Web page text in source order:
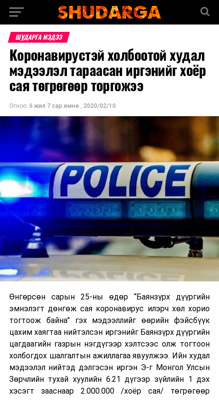
ШУДАРГА МЭДЭЭ
Коронавирустэй холбоотой худал
мэдээлэл тараасан иргэнийг хоёр
сая төгрөгөөр торгожээ
Огноо: 6 жил 7 сар.өмнө , 2020/02/10
Өнгөрсөн сарын 25-ны өдөр “Баянзүрх дүүргийн
эмнэлэгт дөнгөж сая коронавирус илэрч хөл хорио
тогтоож байна” гэх мэдээллийг өөрийн фэйсбүүк
цахим хаягтаа нийтэлсэн иргэнийг Баянзүрх дүүргийн
цагдаагийн газрын нэгдүгээр хэлтсээс олж тогтоон
холбогдох шалгалтын ажиллагаа явуулжээ. Ийн худал
мэдээлэл нийтэд дэлгэсэн иргэн Э-г Монгол Улсын
Зөрчлийн тухай хуулийн 6.21 дүгээр зүйлийн 1 дэх
хэсэгт зааснаар 2.000.000 /хоёр сая/ төгрөгөөр